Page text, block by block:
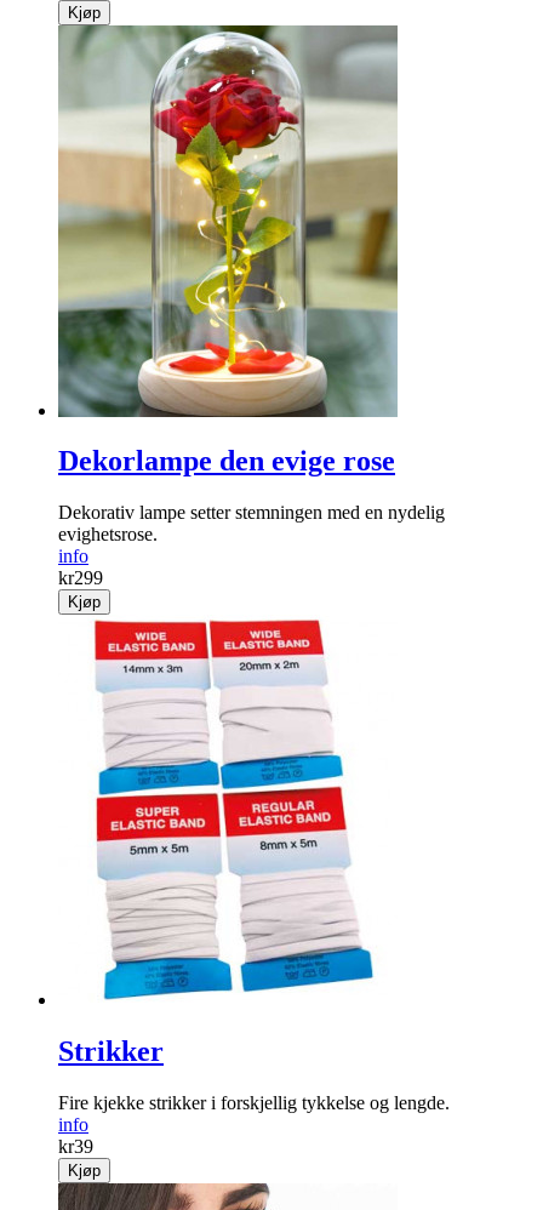
Kjøp
Dekorlampe den evige rose
Dekorativ lampe setter stemningen med en nydelig
evighetsrose.
info
kr299
Kjøp
Strikker
Fire kjekke strikker i forskjellig tykkelse og lengde.
info
kr39
Kjøp